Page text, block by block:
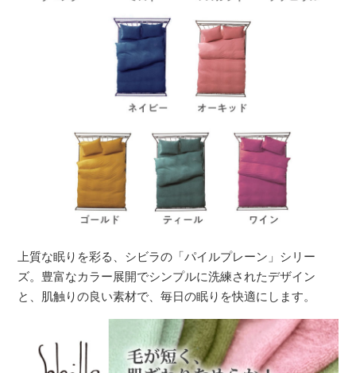
上質な眠りを彩る、シビラの「パイルプレーン」シリー
ズ。豊富なカラー展開でシンプルに洗練されたデザイン
と、肌触りの良い素材で、毎日の眠りを快適にします。